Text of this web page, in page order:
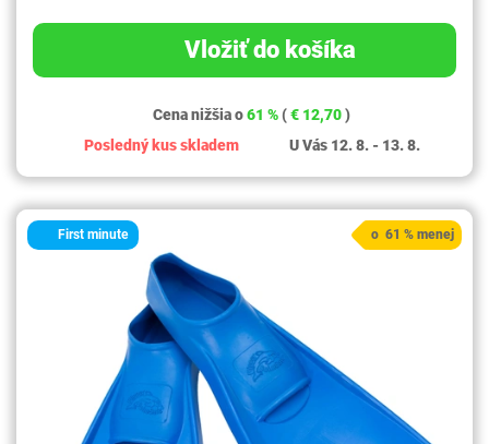
Vložiť do košíka
Cena nižšia o61 % (€ 12,70)
Posledný kus skladem
U Vás 12. 8. - 13. 8.
First minute o 61 % menej